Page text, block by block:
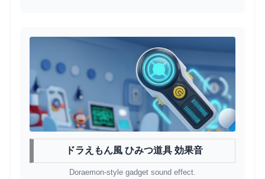
ドラえもん風 ひみつ道具 効果音
Doraemon-style gadget sound effect.